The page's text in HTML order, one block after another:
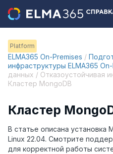
Platform
ELMA365 On-Premises /
инфраструктуры ELMA365
данных / Отказоустойчивая
Кластер MongoDB
Кластер
В статье описана установка
Linux 22.04. Смотрите
для корректной работы